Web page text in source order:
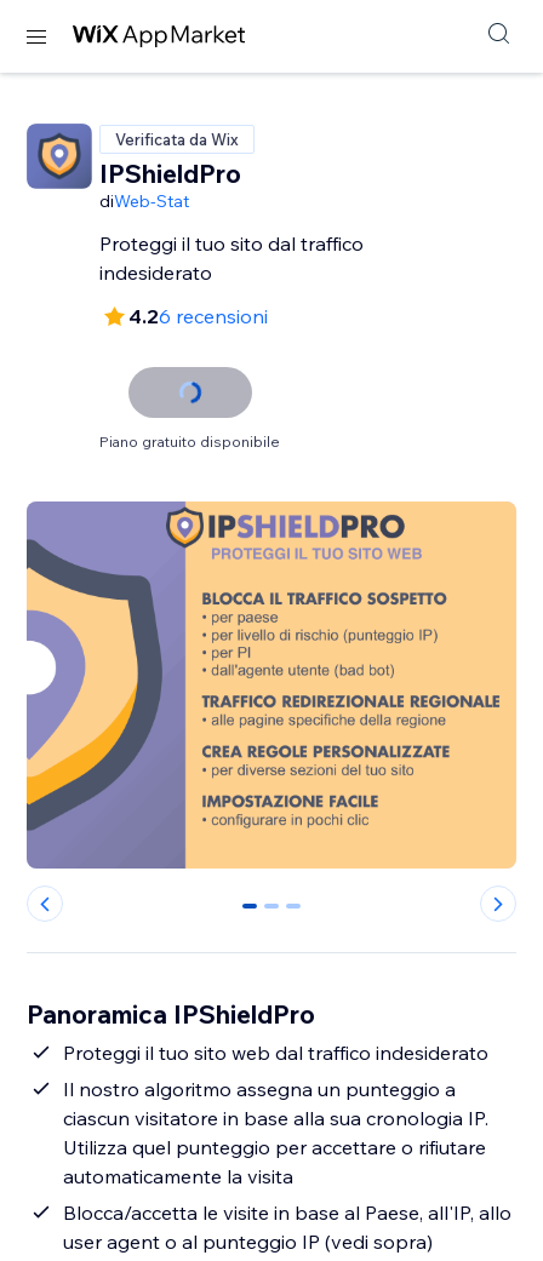
Verificata da Wix
IPShieldPro
diWeb-Stat
Proteggi il tuo sito dal traffico
indesiderato
4.26 recensioni
Piano gratuito disponibile
0 1 2
Panoramica IPShieldPro
Proteggi il tuo sito web dal traffico indesiderato
Il nostro algoritmo assegna un punteggio a
ciascun visitatore in base alla sua cronologia IP.
Utilizza quel punteggio per accettare o rifiutare
automaticamente la visita
Blocca/accetta le visite in base al Paese, all'IP, allo
user agent o al punteggio IP (vedi sopra)